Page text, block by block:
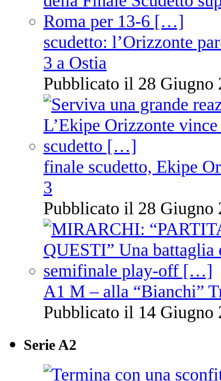
scudetto: l’Orizzonte
3 a Ostia
Pubblicato il 28 Giugno
finale scudetto, Ekipe
3
Pubblicato il 28 Giugno
A1 M – alla “Bianchi”
Pubblicato il 14 Giugno
Serie A2